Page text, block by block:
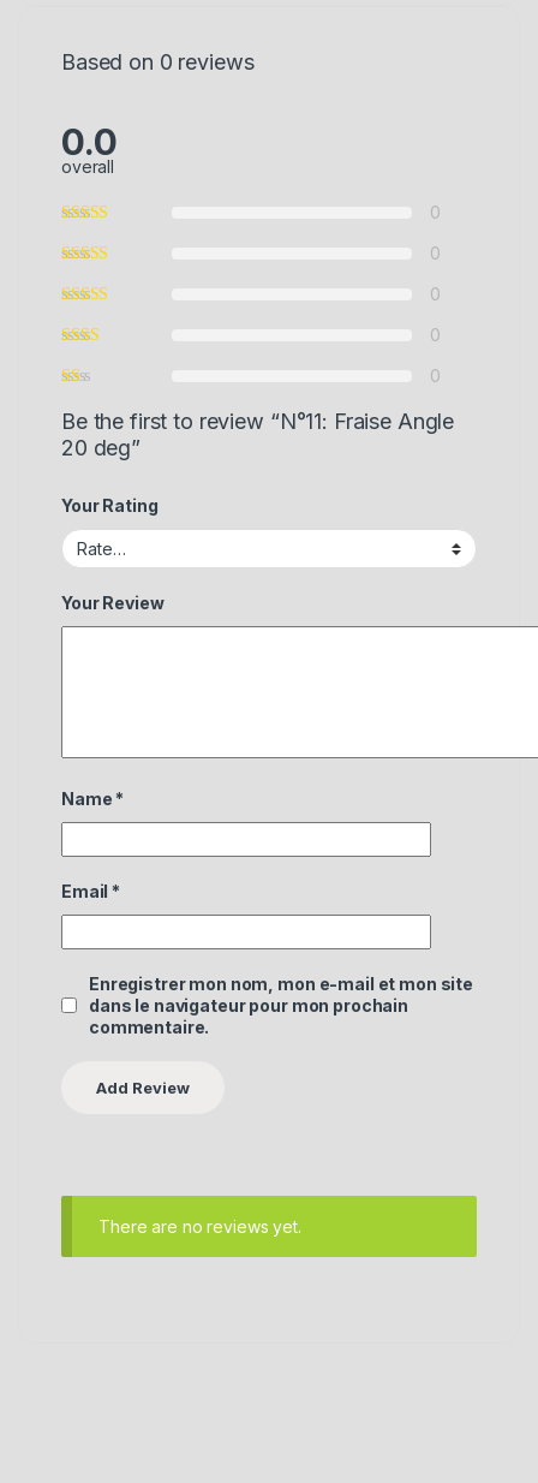
Based on 0 reviews
0.0
overall
0
0
0
0
0
Be the first to review “N°11: Fraise Angle
20 deg”
Your Rating
Your Review
Name *
Email *
Enregistrer mon nom, mon e-mail et mon site
dans le navigateur pour mon prochain
commentaire.
There are no reviews yet.